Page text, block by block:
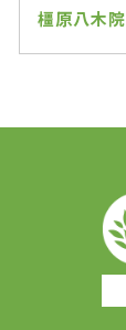
橿原八木院